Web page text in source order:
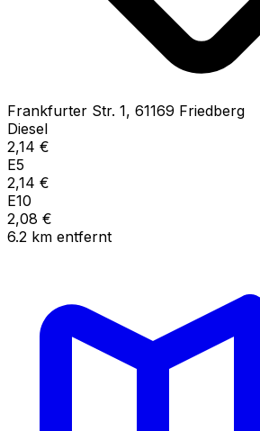
Frankfurter Str. 1, 61169 Friedberg
Diesel
2,14 €
E5
2,14 €
E10
2,08 €
6.2 km entfernt